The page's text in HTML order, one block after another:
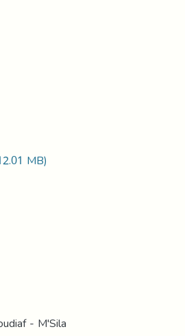
MB)
- M'Sila